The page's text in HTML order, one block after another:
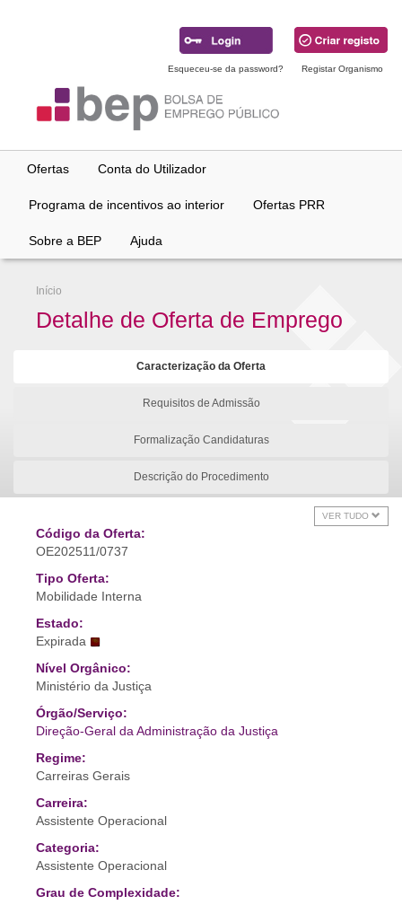
Esqueceu-se da password? Registar Organismo
Ofertas Conta do Utilizador
Programa de incentivos ao interior Ofertas PRR
Sobre a BEP Ajuda
Início
Detalhe de Oferta de Emprego
Caracterização da Oferta
Requisitos de Admissão
Formalização Candidaturas
Descrição do Procedimento
VER TUDO
Código da Oferta:
OE202511/0737
Tipo Oferta:
Mobilidade Interna
Estado:
Expirada
Nível Orgânico:
Ministério da Justiça
Órgão/Serviço:
Direção-Geral da Administração da Justiça
Regime:
Carreiras Gerais
Carreira:
Assistente Operacional
Categoria:
Assistente Operacional
Grau de Complexidade: